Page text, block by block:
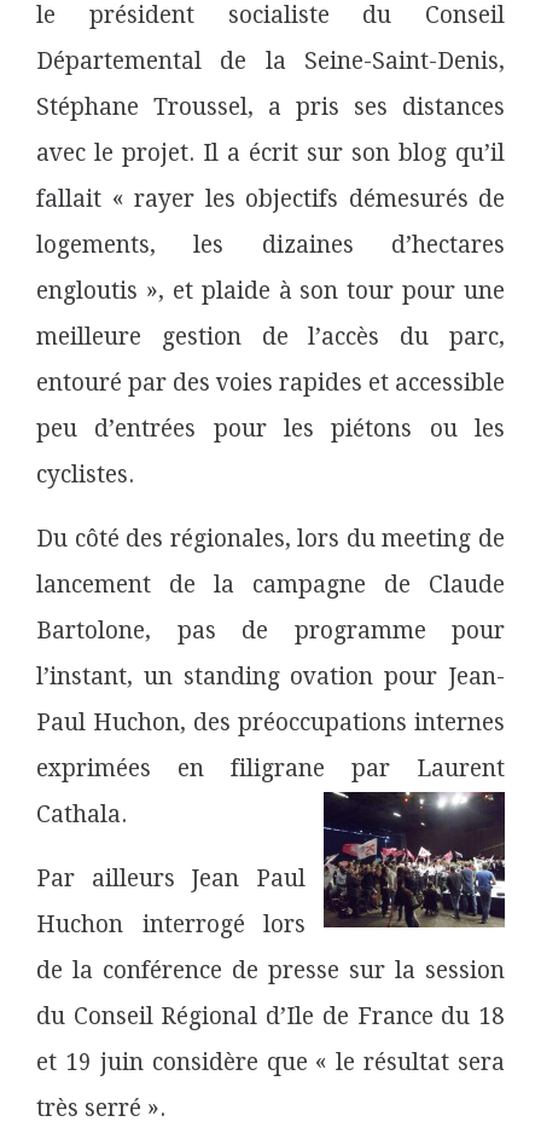
le président socialiste du Conseil
Départemental de la Seine-Saint-Denis,
Stéphane Troussel, a pris ses distances
avec le projet. Il a écrit sur son blog qu’il
fallait « rayer les objectifs démesurés de
logements, les dizaines d’hectares
engloutis », et plaide à son tour pour une
meilleure gestion de l’accès du parc,
entouré par des voies rapides et accessible
peu d’entrées pour les piétons ou les
cyclistes.
Du côté des régionales, lors du meeting de
lancement de la campagne de Claude
Bartolone, pas de programme pour
l’instant, un standing ovation pour Jean-
Paul Huchon, des préoccupations internes
exprimées en filigrane par Laurent
Cathala.
Par ailleurs Jean Paul
Huchon interrogé lors
de la conférence de presse sur la session
du Conseil Régional d’Ile de France du 18
et 19 juin considère que « le résultat sera
très serré ».